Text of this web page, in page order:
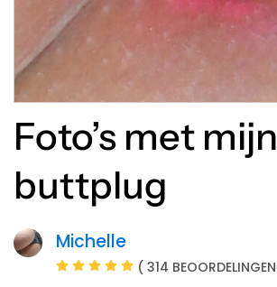
Foto’s met
buttplug
Michelle
( 314